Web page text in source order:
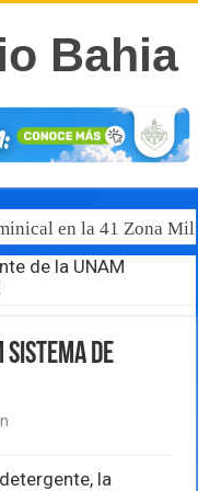
en la 41 Zona
de la UNAM
sistema de
la